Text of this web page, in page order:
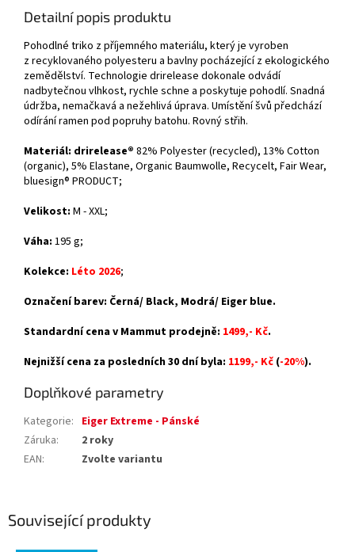
Související produkty
Detailní popis produktu
Pohodlné triko z příjemného materiálu, který je vyroben
z recyklovaného polyesteru a bavlny pocházející z ekologického
zemědělství. Technologie drirelease dokonale odvádí
nadbytečnou vlhkost, rychle schne a poskytuje pohodlí. Snadná
údržba, nemačkavá a nežehlivá úprava. Umístění švů předchází
odírání ramen pod popruhy batohu. Rovný střih.
Materiál: drirelease® 82% Polyester (recycled), 13% Cotton
(organic), 5% Elastane, Organic Baumwolle, Recycelt, Fair Wear,
bluesign® PRODUCT;
Velikost: M - XXL;
Váha: 195 g;
Kolekce: Léto 2026;
Označení barev: Černá/ Black, Modrá/ Eiger blue.
Standardní cena v Mammut prodejně: 1499,- Kč.
Nejnižší cena za posledních 30 dní byla: 1199,- Kč (-20%).
Doplňkové parametry
Kategorie: Eiger Extreme - Pánské
Záruka:
2 roky
EAN: Zvolte variantu